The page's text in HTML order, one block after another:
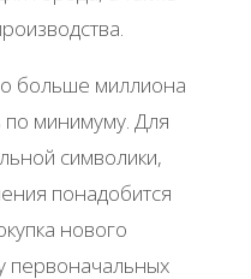
больше миллиона
по минимуму. Для
символики,
понадобится
нового
первоначальных